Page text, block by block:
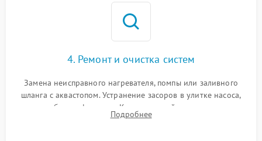
4. Ремонт и очистка систем
Замена неисправного нагревателя, помпы или заливного
шланга с аквастопом. Устранение засоров в улитке насоса,
патрубках и фильтрах. Компонентный ремонт платы
управления, восстановление поврежденной проводки.
Подробнее